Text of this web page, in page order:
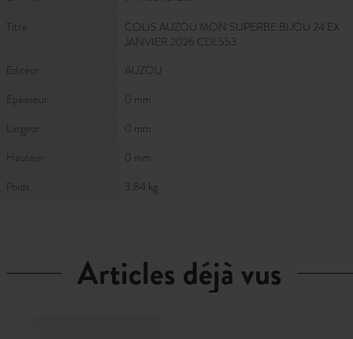
Titre
COLIS AUZOU MON SUPERBE BIJOU 24 EX
JANVIER 2026 CDL553
Editeur
AUZOU
Epaisseur
0 mm
Largeur
0 mm
Hauteur
0 mm
Poids
3.84 kg
articles déjà vus